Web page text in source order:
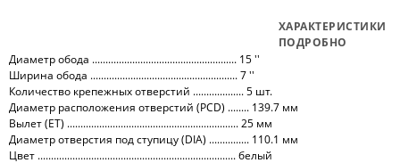
ХАРАКТЕРИСТИКИ
ПОДРОБНО
Диаметр обода ...................................................... 15 ''
Ширина обода ....................................................... 7 ''
Количество крепежных отверстий ................... 5 шт.
Диаметр расположения отверстий (PCD) ........ 139.7 мм
Вылет (ET) ................................................................ 25 мм
Диаметр отверстия под ступицу (DIA) ............... 110.1 мм
Цвет .......................................................................... белый